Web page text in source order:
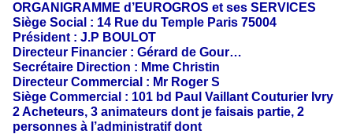
ORGANIGRAMME d’EUROGROS et ses SERVICES
Siège Social : 14 Rue du Temple Paris 75004
Président : J.P BOULOT
Directeur Financier : Gérard de Gour…
Secrétaire Direction : Mme Christin
Directeur Commercial : Mr Roger S
Siège Commercial : 101 bd Paul Vaillant Couturier Ivry
2 Acheteurs, 3 animateurs dont je faisais partie, 2
personnes à l’administratif dont